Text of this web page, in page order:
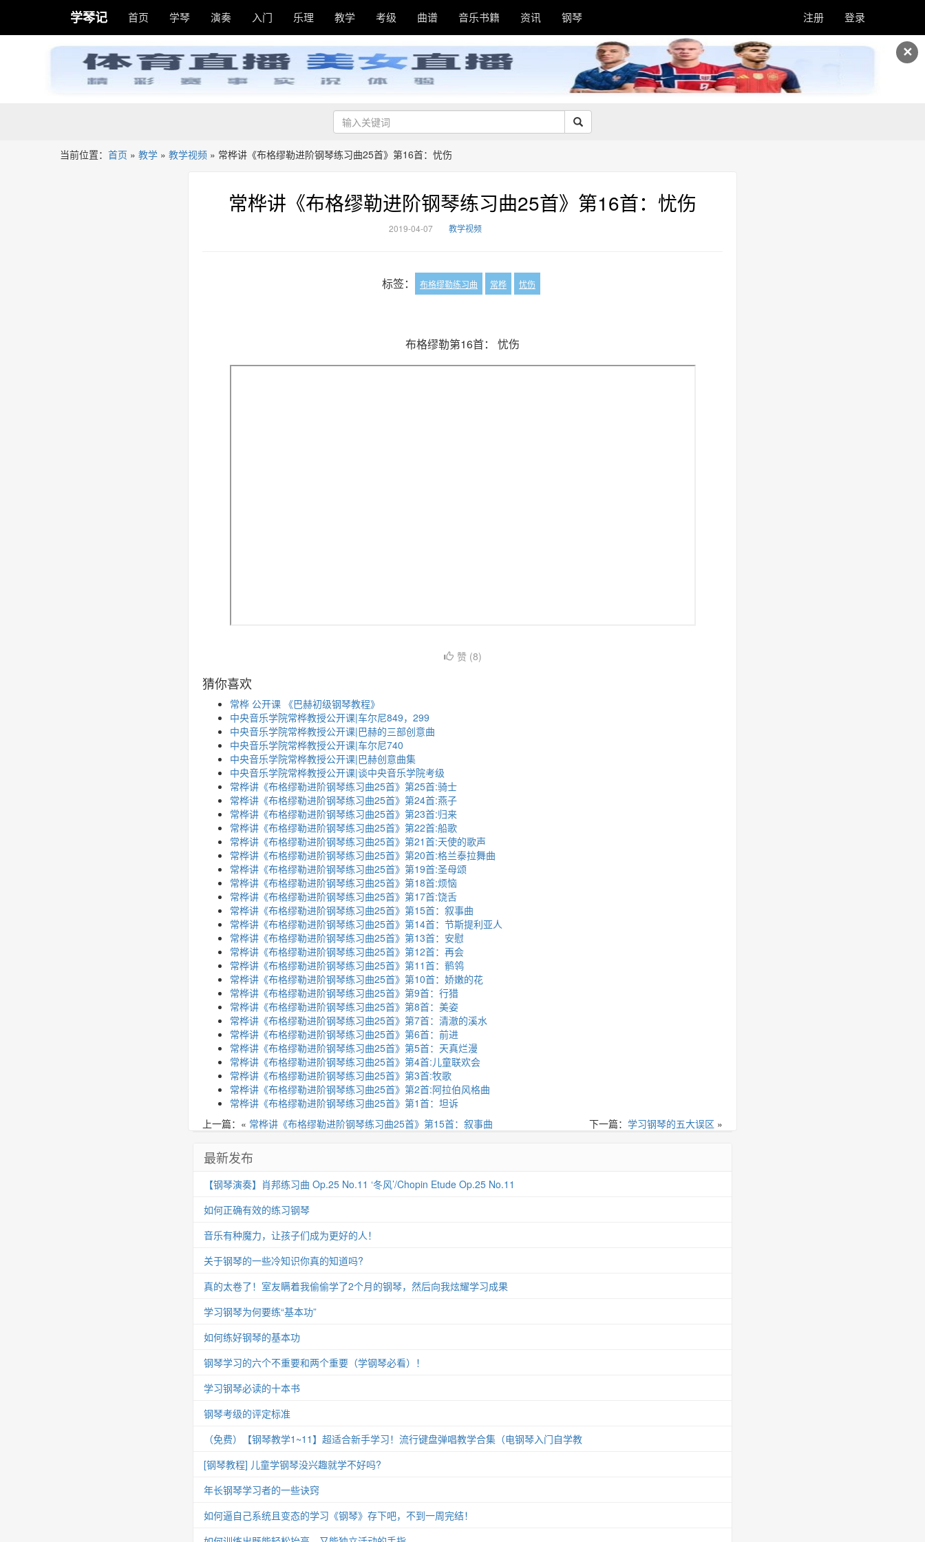
✕
学琴记 首页 学琴 演奏 入门 乐理 教学 考级 曲谱 音乐书籍 资讯 钢琴 注册 登录
当前位置： 首页 » 教学 » 教学视频 » 常桦讲《布格缪勒进阶钢琴练习曲25首》第16首：忧伤
常桦讲《布格缪勒进阶钢琴练习曲25首》第16首：忧伤
2019-04-07 教学视频
标签： 布格缪勒练习曲 常桦 忧伤
布格缪勒第16首： 忧伤
赞 (8)
猜你喜欢
常桦 公开课 《巴赫初级钢琴教程》
中央音乐学院常桦教授公开课|车尔尼849，299
中央音乐学院常桦教授公开课|巴赫的三部创意曲
中央音乐学院常桦教授公开课|车尔尼740
中央音乐学院常桦教授公开课|巴赫创意曲集
中央音乐学院常桦教授公开课|谈中央音乐学院考级
常桦讲《布格缪勒进阶钢琴练习曲25首》第25首:骑士
常桦讲《布格缪勒进阶钢琴练习曲25首》第24首:燕子
常桦讲《布格缪勒进阶钢琴练习曲25首》第23首:归来
常桦讲《布格缪勒进阶钢琴练习曲25首》第22首:船歌
常桦讲《布格缪勒进阶钢琴练习曲25首》第21首:天使的歌声
常桦讲《布格缪勒进阶钢琴练习曲25首》第20首:格兰泰拉舞曲
常桦讲《布格缪勒进阶钢琴练习曲25首》第19首:圣母颂
常桦讲《布格缪勒进阶钢琴练习曲25首》第18首:烦恼
常桦讲《布格缪勒进阶钢琴练习曲25首》第17首:饶舌
常桦讲《布格缪勒进阶钢琴练习曲25首》第15首：叙事曲
常桦讲《布格缪勒进阶钢琴练习曲25首》第14首： 节斯提利亚人
常桦讲《布格缪勒进阶钢琴练习曲25首》第13首：安慰
常桦讲《布格缪勒进阶钢琴练习曲25首》第12首： 再会
常桦讲《布格缪勒进阶钢琴练习曲25首》第11首： 鹡鸰
常桦讲《布格缪勒进阶钢琴练习曲25首》第10首： 娇嫩的花
常桦讲《布格缪勒进阶钢琴练习曲25首》第9首：行猎
常桦讲《布格缪勒进阶钢琴练习曲25首》第8首：美姿
常桦讲《布格缪勒进阶钢琴练习曲25首》第7首：清澈的溪水
常桦讲《布格缪勒进阶钢琴练习曲25首》第6首：前进
常桦讲《布格缪勒进阶钢琴练习曲25首》第5首：天真烂漫
常桦讲《布格缪勒进阶钢琴练习曲25首》第4首:儿童联欢会
常桦讲《布格缪勒进阶钢琴练习曲25首》第3首:牧歌
常桦讲《布格缪勒进阶钢琴练习曲25首》第2首:阿拉伯风格曲
常桦讲《布格缪勒进阶钢琴练习曲25首》第1首：坦诉
下一篇： 学习钢琴的五大误区 »
上一篇：« 常桦讲《布格缪勒进阶钢琴练习曲25首》第15首：叙事曲
最新发布
【钢琴演奏】肖邦练习曲 Op.25 No.11 ‘冬风’/Chopin Etude Op.25 No.11
如何正确有效的练习钢琴
音乐有种魔力，让孩子们成为更好的人！
关于钢琴的一些冷知识你真的知道吗?
真的太卷了！室友瞒着我偷偷学了2个月的钢琴，然后向我炫耀学习成果
学习钢琴为何要练“基本功”
如何练好钢琴的基本功
钢琴学习的六个不重要和两个重要（学钢琴必看）！
学习钢琴必读的十本书
钢琴考级的评定标准
（免费）【钢琴教学1~11】超适合新手学习！流行键盘弹唱教学合集（电钢琴入门自学教
[钢琴教程] 儿童学钢琴没兴趣就学不好吗?
年长钢琴学习者的一些诀窍
如何逼自己系统且变态的学习《钢琴》存下吧，不到一周完结！